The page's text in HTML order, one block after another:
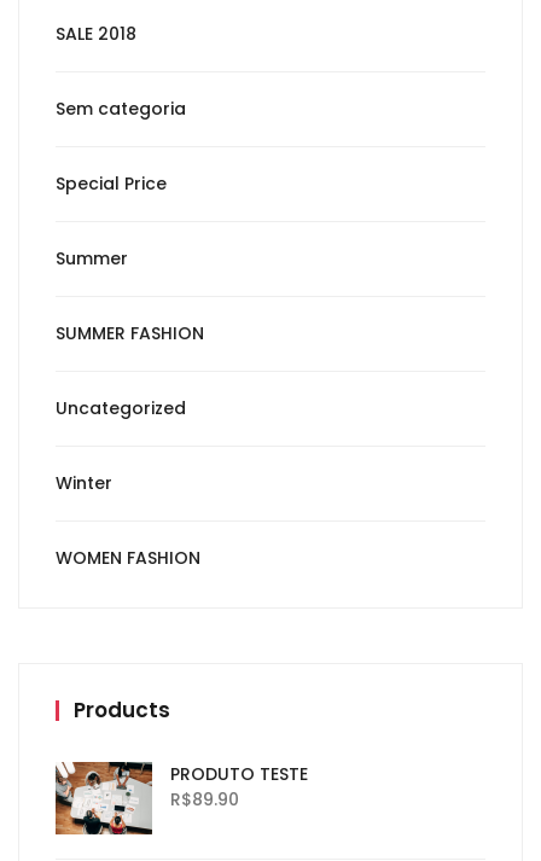
SALE 2018
Sem categoria
Special Price
Summer
SUMMER FASHION
Uncategorized
Winter
WOMEN FASHION
Products
PRODUTO TESTE
R$89.90